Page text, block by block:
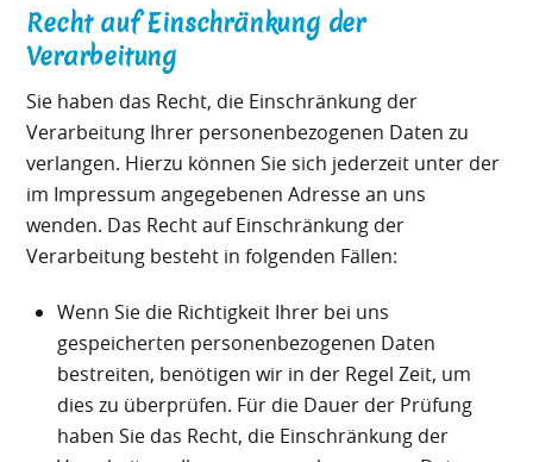
Recht auf Einschränkung der
Verarbeitung
Sie haben das Recht, die Einschränkung der
Verarbeitung Ihrer personenbezogenen Daten zu
verlangen. Hierzu können Sie sich jederzeit unter der
im Impressum angegebenen Adresse an uns
wenden. Das Recht auf Einschränkung der
Verarbeitung besteht in folgenden Fällen:
Wenn Sie die Richtigkeit Ihrer bei uns
gespeicherten personenbezogenen Daten
bestreiten, benötigen wir in der Regel Zeit, um
dies zu überprüfen. Für die Dauer der Prüfung
haben Sie das Recht, die Einschränkung der